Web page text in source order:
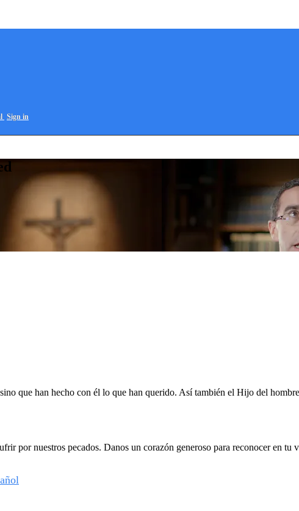
Sign in
que han hecho con él lo que han querido. Así también el Hijo del
por nuestros pecados. Danos un corazón generoso para reconocer en